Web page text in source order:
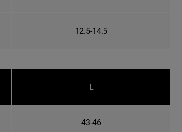
12.5-14.5
L
43-46